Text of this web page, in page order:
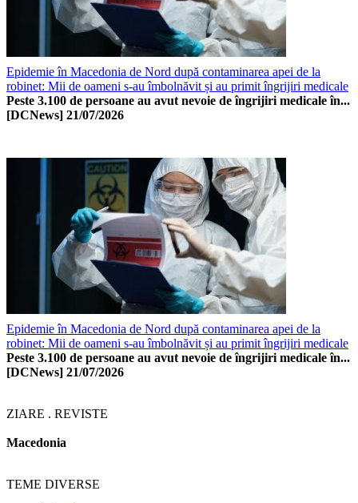
Epidemie în Macedonia de Nord după contaminarea apei de la
robinet: Mii de oameni s-au îmbolnăvit și au primit îngrijiri medicale
Peste 3.100 de persoane au avut nevoie de îngrijiri medicale în...
[DCNews] 21/07/2026
Epidemie în Macedonia de Nord după contaminarea apei de la
robinet: Mii de oameni s-au îmbolnăvit și au primit îngrijiri medicale
Peste 3.100 de persoane au avut nevoie de îngrijiri medicale în...
[DCNews] 21/07/2026
ZIARE . REVISTE
Macedonia
TEME DIVERSE